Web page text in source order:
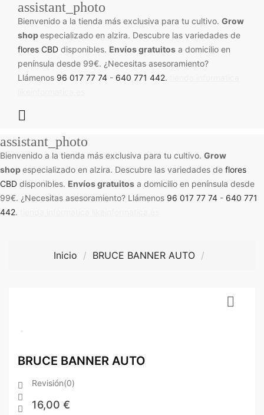
assistant_photo
Bienvenido a la tienda más exclusiva para tu cultivo. Grow
shopespecializado en alzira. Descubre las variedades de
flores CBD disponibles. Envíos gratuitos a domicilio en
península desde 99€. ¿Necesitas asesoramiento?
Llámenos 96 017 77 74 - 640 771 442.

assistant_photo
Bienvenido a la tienda más exclusiva para tu cultivo. Grow
shopespecializado en alzira. Descubre las variedades de flores
CBD disponibles. Envíos gratuitos a domicilio en península desde
99€. ¿Necesitas asesoramiento? Llámenos 96 017 77 74 - 640 771
442.
Inicio BRUCE BANNER AUTO

BRUCE BANNER AUTO



Revisión(0)
16,00 €